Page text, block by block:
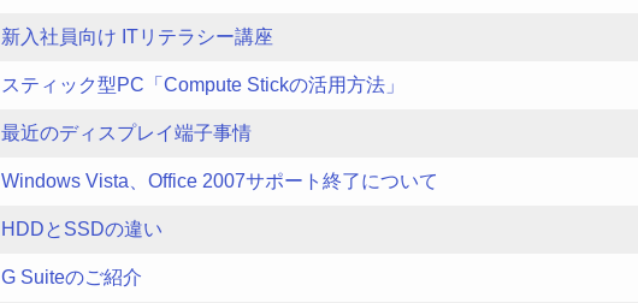
新入社員向け ITリテラシー講座
スティック型PC「Compute Stickの活用方法」
最近のディスプレイ端子事情
Windows Vista、Office 2007サポート終了について
HDDとSSDの違い
G Suiteのご紹介